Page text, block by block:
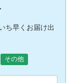
ち早くお届け出
その他